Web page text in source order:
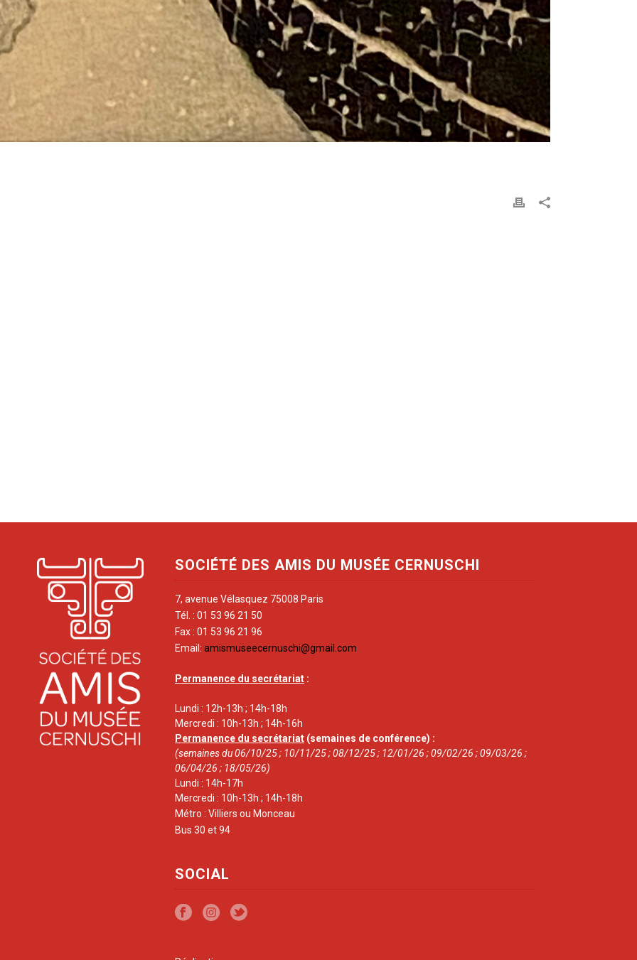
SOCIÉTÉ DES AMIS DU MUSÉE CERNUSCHI
7, avenue Vélasquez 75008 Paris
Tél. : 01 53 96 21 50
Fax : 01 53 96 21 96
Email: amismuseecernuschi@gmail.com
Permanence du secrétariat :
Lundi : 12h-13h ; 14h-18h
Mercredi : 10h-13h ; 14h-16h
Permanence du secrétariat (semaines de conférence) :
(semaines du 06/10/25 ; 10/11/25 ; 08/12/25 ; 12/01/26 ; 09/02/26 ; 09/03/26 ;
06/04/26 ; 18/05/26)
Lundi : 14h-17h
Mercredi : 10h-13h ; 14h-18h
Métro : Villiers ou Monceau
Bus 30 et 94
SOCIAL